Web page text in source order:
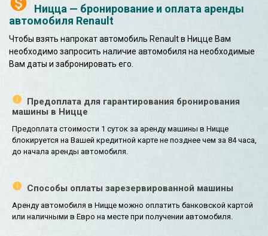
Ницца — бронирование и оплата аренды
автомобиля Renault
Чтобы взять напрокат автомобиль Renault в Ницце Вам
необходимо запросить наличие автомобиля на необходимые
Вам даты и забронировать его.
Предоплата для гарантирования бронирования
машины в Ницце
Предоплата стоимости 1 суток за аренду машины в Ницце
блокируется на Вашей кредитной карте не позднее чем за 84 часа,
до начала аренды автомобиля.
Способы оплаты зарезервированной машины
Аренду автомобиля в Ницце можно оплатить банковской картой
или наличными в Евро на месте при получении автомобиля.